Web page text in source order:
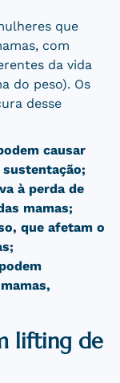
que
com
da vida
do peso). Os
desse
causar
à perda de
mamas;
que afetam o
lifting de